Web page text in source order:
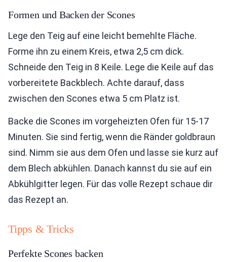
Formen und Backen der Scones
Lege den Teig auf eine leicht bemehlte Fläche.
Forme ihn zu einem Kreis, etwa 2,5 cm dick.
Schneide den Teig in 8 Keile. Lege die Keile auf das
vorbereitete Backblech. Achte darauf, dass
zwischen den Scones etwa 5 cm Platz ist.
Backe die Scones im vorgeheizten Ofen für 15-17
Minuten. Sie sind fertig, wenn die Ränder goldbraun
sind. Nimm sie aus dem Ofen und lasse sie kurz auf
dem Blech abkühlen. Danach kannst du sie auf ein
Abkühlgitter legen. Für das volle Rezept schaue dir
das Rezept an.
Tipps & Tricks
Perfekte Scones backen